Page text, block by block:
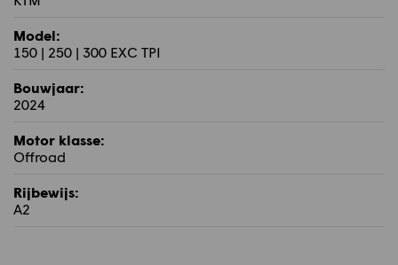
Model:
150 | 250 | 300 EXC TPI
Bouwjaar:
2024
Motor klasse:
Offroad
Rijbewijs:
A2